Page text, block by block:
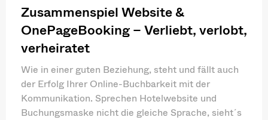
Zusammenspiel Website &
OnePageBooking – Verliebt, verlobt,
verheiratet
Wie in einer guten Beziehung, steht und fällt auch
der Erfolg Ihrer Online-Buchbarkeit mit der
Kommunikation. Sprechen Hotelwebsite und
Buchungsmaske nicht die gleiche Sprache, sieht´s